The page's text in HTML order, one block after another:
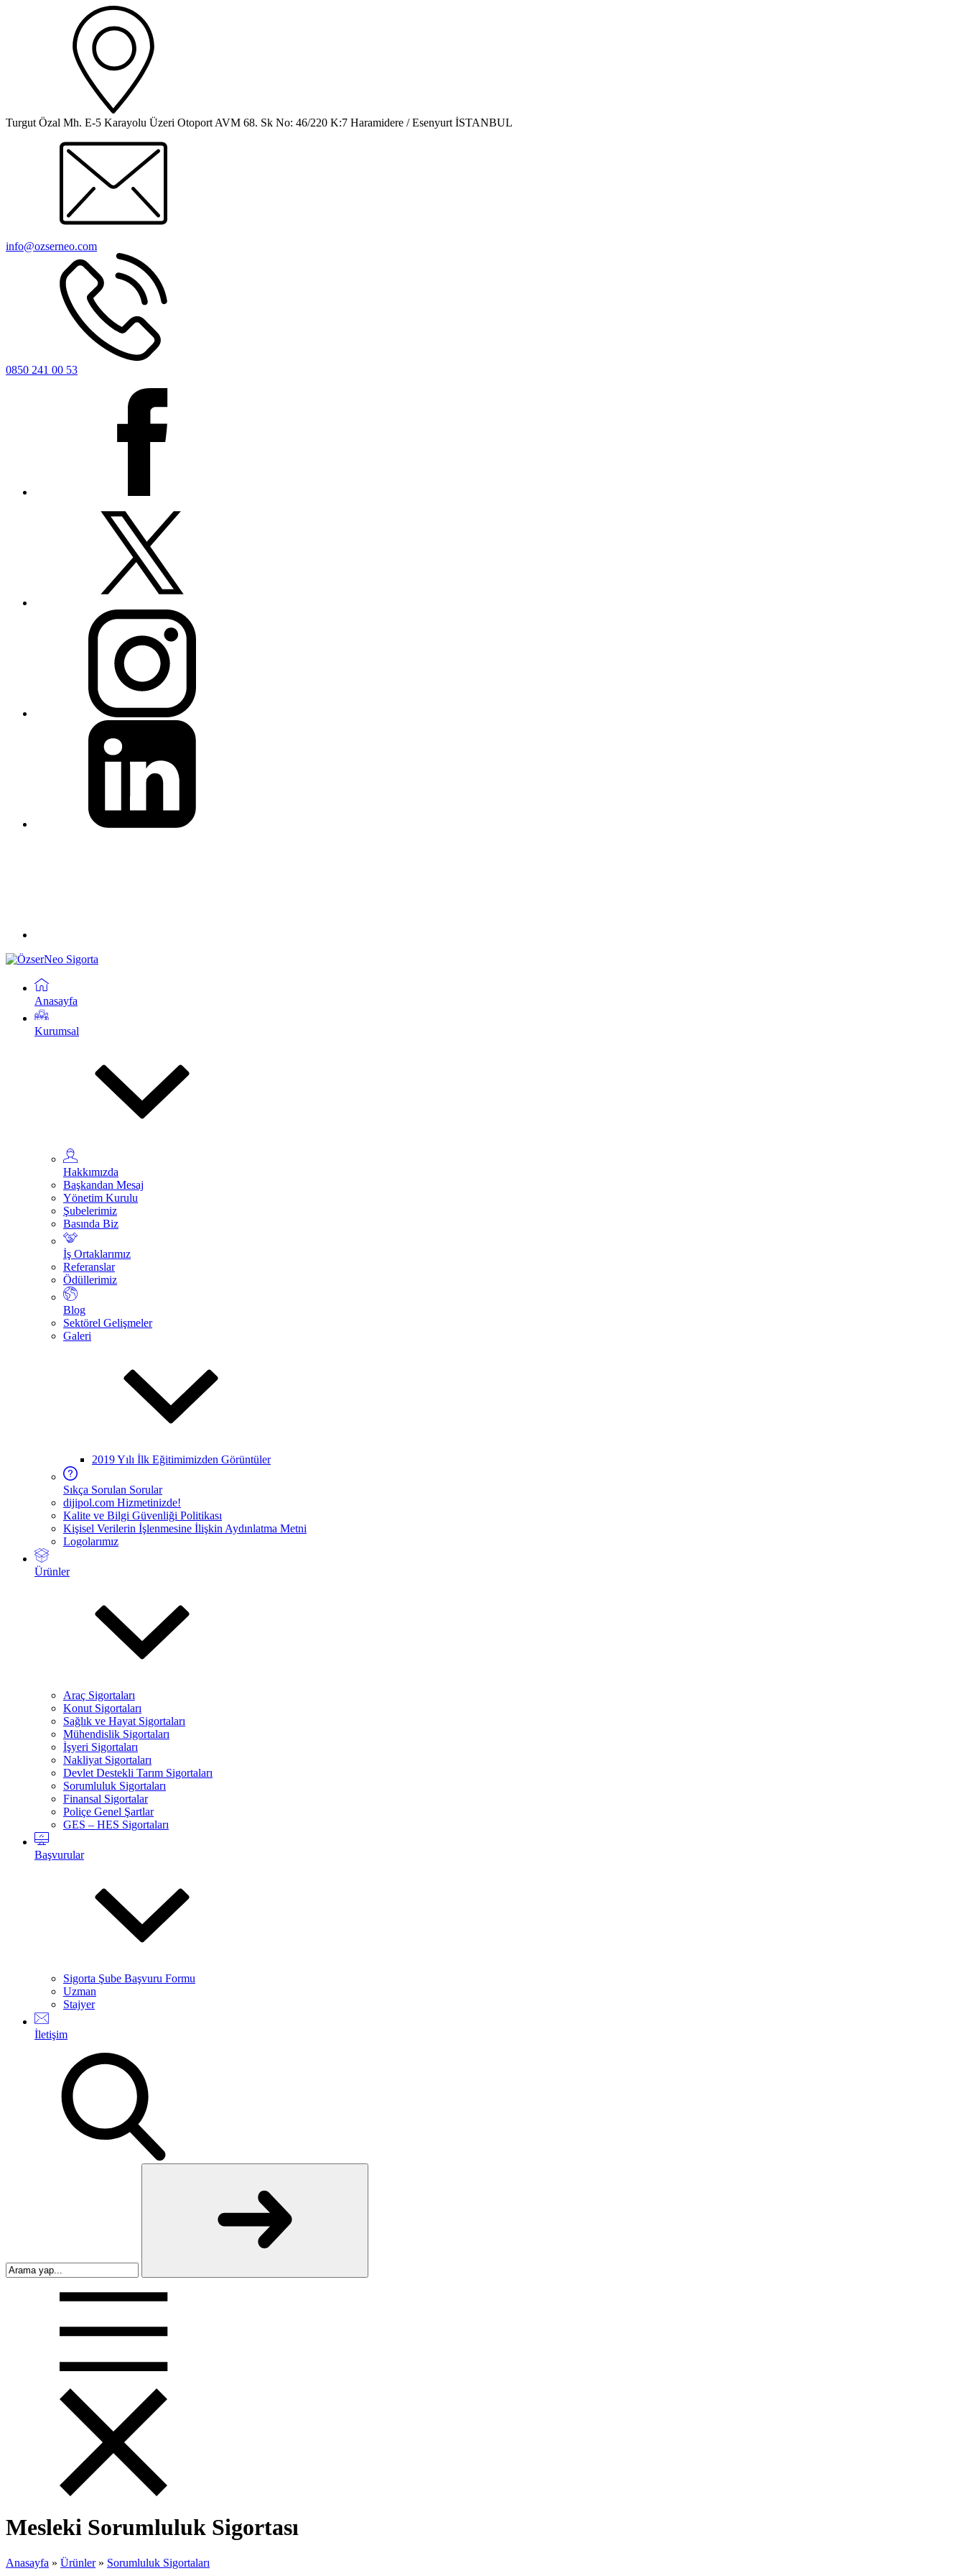
Turgut Özal Mh. E-5 Karayolu Üzeri Otoport AVM 68. Sk No: 46/220 K:7 Haramidere / Esenyurt İSTANBUL
info@ozserneo.com
0850 241 00 53
Anasayfa
Kurumsal
Hakkımızda
Başkandan Mesaj
Yönetim Kurulu
Şubelerimiz
Basında Biz
İş Ortaklarımız
Referanslar
Ödüllerimiz
Blog
Sektörel Gelişmeler
Galeri
2019 Yılı İlk Eğitimimizden Görüntüler
Sıkça Sorulan Sorular
dijipol.com Hizmetinizde!
Kalite ve Bilgi Güvenliği Politikası
Kişisel Verilerin İşlenmesine İlişkin Aydınlatma Metni
Logolarımız
Ürünler
Araç Sigortaları
Konut Sigortaları
Sağlık ve Hayat Sigortaları
Mühendislik Sigortaları
İşyeri Sigortaları
Nakliyat Sigortaları
Devlet Destekli Tarım Sigortaları
Sorumluluk Sigortaları
Finansal Sigortalar
Poliçe Genel Şartlar
GES – HES Sigortaları
Başvurular
Sigorta Şube Başvuru Formu
Uzman
Stajyer
İletişim
Mesleki Sorumluluk Sigortası
Anasayfa » Ürünler» Sorumluluk Sigortaları